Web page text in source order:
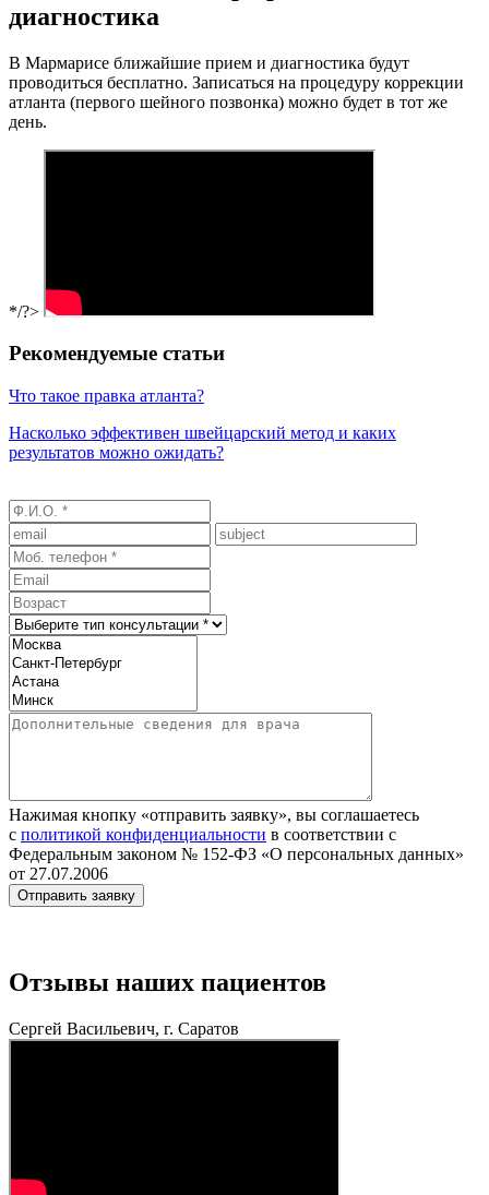
диагностика
В Мармарисе ближайшие прием и диагностика будут
проводиться бесплатно. Записаться на процедуру коррекции
атланта (первого шейного позвонка) можно будет в тот же
день.
*/?>
Рекомендуемые статьи
Что такое правка атланта?
Насколько эффективен швейцарский метод и каких
результатов можно ожидать?
Нажимая кнопку «отправить заявку», вы соглашаетесь
с политикой конфиденциальности в соответствии с
Федеральным законом № 152‑ФЗ «О персональных данных»
от 27.07.2006
Отзывы наших пациентов
Сергей Васильевич, г. Саратов